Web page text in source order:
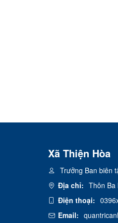
Xã Thiện Hòa
Trưởng Ban biên
Địa chỉ: Thôn Ba
Điện thoại:
Email: